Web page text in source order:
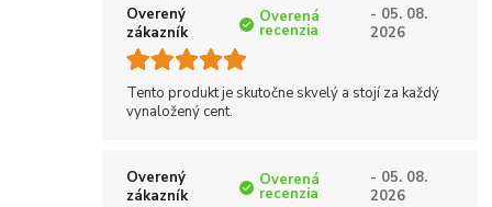
Overený
zákazník
Overená
recenzia
- 05. 08.
2026
Tento produkt je skutočne skvelý a stojí za každý
vynaložený cent.
Overený
zákazník
Overená
recenzia
- 05. 08.
2026